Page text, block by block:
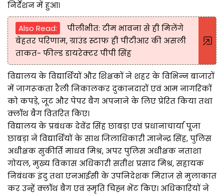
निर्देशन में हुआ।
Also Read:
पीलीभीत: टीम भावना से ही मिलेंगे
बेहतर परिणाम, ग्राउंड स्टाफ ही पीटीआर की असली
ताकत- फील्ड डायरेक्टर पीपी सिंह
विद्यालय के विद्यार्थियों और शिक्षकों ने शहर के विभिन्न बाजारों
में जागरूकता रैली निकालकर दुकानदारों एवं आम नागरिकों
को कपड़े, जूट और पेपर बैग अपनाने के लिए प्रेरित किया तथा
क्लॉथ बैग वितरित किए।
विद्यालय के प्रबंधक देवेंद्र सिंह छाबड़ा एवं प्रधानाचार्या पूजा
छाबड़ा ने विद्यार्थियों के साथ जिलाधिकारी ज्ञानेन्द्र सिंह, पुलिस
अधीक्षक सुकीर्ति माधव मिश्र, अपर पुलिस अधीक्षक नताशा
गोयल, मुख्य विकास अधिकारी सतीश प्रसाद मिश्र, सहायक
निबंधक इंदु तथा एनआईसी के उपनिदेशक मिराज से मुलाकात
कर उन्हें क्लॉथ बैग एवं स्मृति चिह्न भेंट किए। अधिकारियों ने